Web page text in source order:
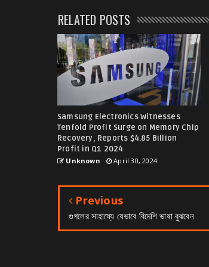
RELATED POSTS
Samsung Electronics Witnesses
Tenfold Profit Surge on Memory Chip
Recovery, Reports $4.85 Billion
Profit in Q1 2024
Unknown April 30, 2024
Previous
গুগলের সাহায্যে যেভাবে বিদেশি ভাষা বুঝবেন